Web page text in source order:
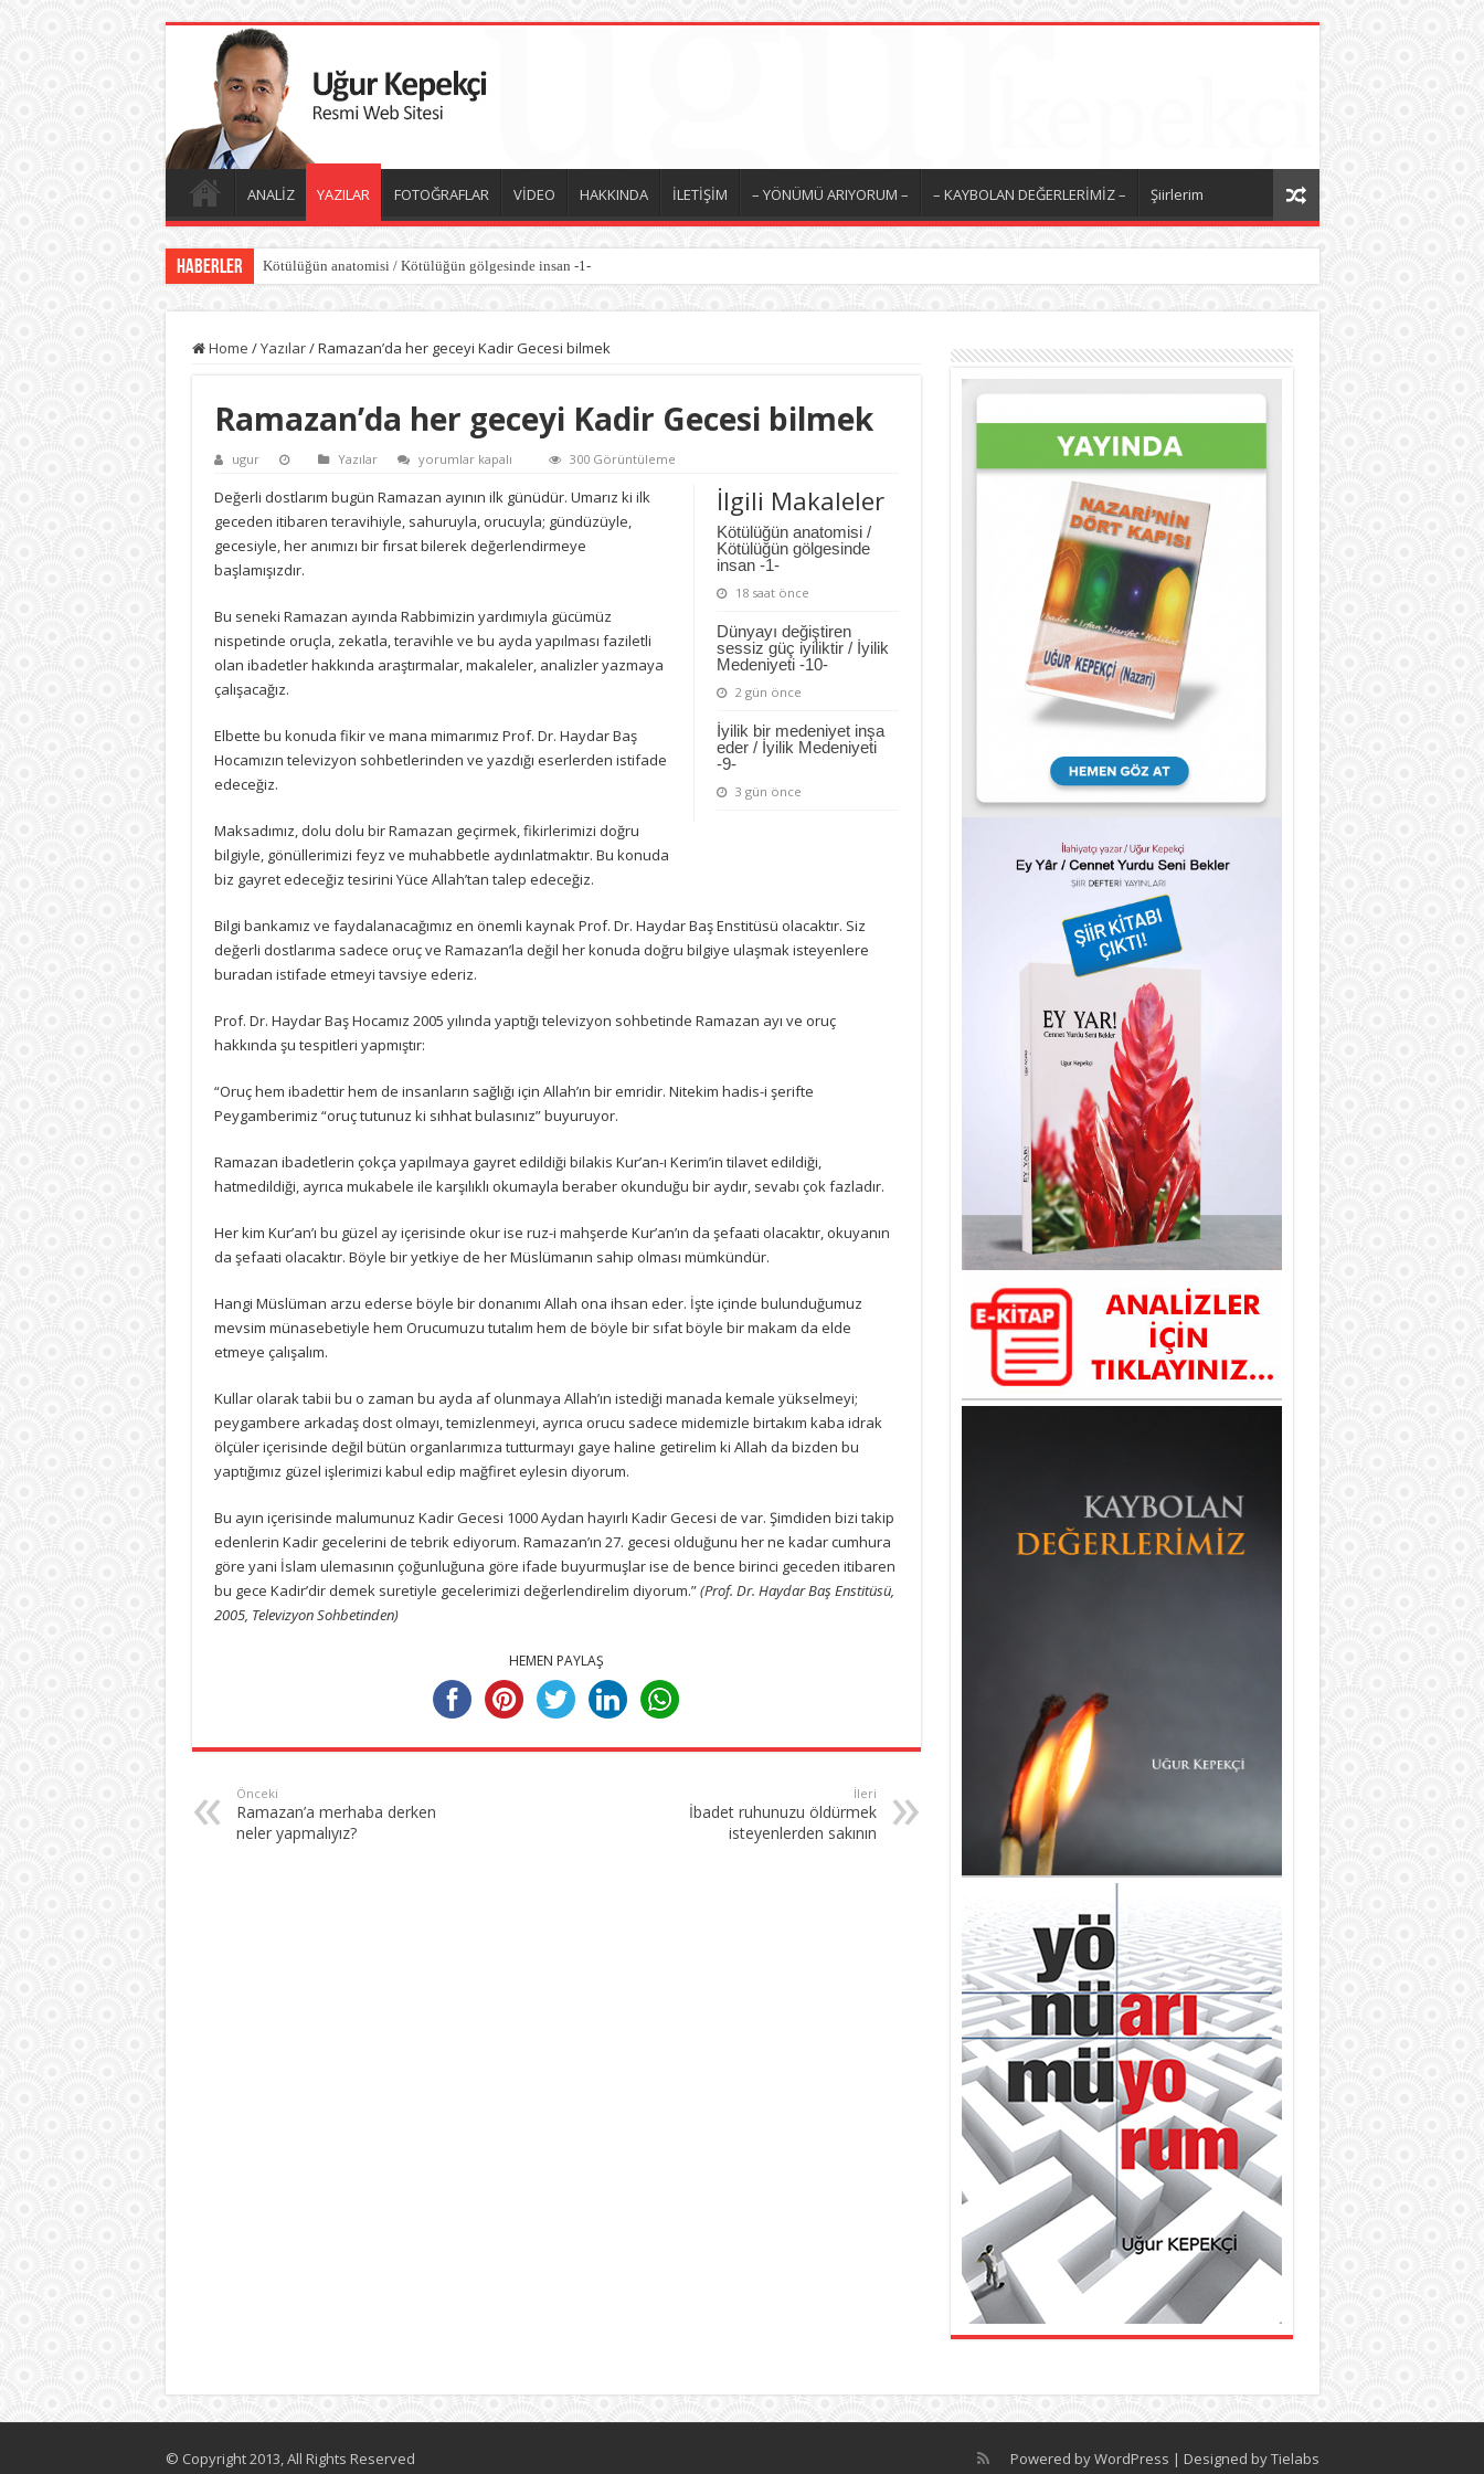
ANALİZ YAZILAR FOTOĞRAFLAR VİDEO HAKKINDA İLETİŞİM – YÖNÜMÜ ARIYORUM – – KAYBOLAN DEĞERLERİMİZ – Şiirlerim
Haberler Kötülüğün anatomisi / Kötülüğün gölgesinde insan -1-
Dünyayı değiştiren sessiz güç iyiliktir / İyilik Medeniyeti -10-
Home /Yazılar/Ramazan’da her geceyi Kadir Gecesi bilmek
Ramazan’da her geceyi Kadir Gecesi bilmek
ugur Yazılar
Ramazan’da
geceyi
Kadir
Gecesi
bilmek
yorumlar kapalı 300 Görüntüleme
İlgili Makaleler
Kötülüğün anatomisi /
Kötülüğün gölgesinde
insan -1-
18 saat önce
Dünyayı değiştiren
sessiz güç iyiliktir / İyilik
Medeniyeti -10-
2 gün önce
İyilik bir medeniyet inşa
eder / İyilik Medeniyeti
-9-
3 gün önce
Değerli dostlarım bugün Ramazan ayının ilk günüdür. Umarız ki ilk
geceden itibaren teravihiyle, sahuruyla, orucuyla; gündüzüyle,
gecesiyle, her anımızı bir fırsat bilerek değerlendirmeye
başlamışızdır.
Bu seneki Ramazan ayında Rabbimizin yardımıyla gücümüz
nispetinde oruçla, zekatla, teravihle ve bu ayda yapılması faziletli
olan ibadetler hakkında araştırmalar, makaleler, analizler yazmaya
çalışacağız.
Elbette bu konuda fikir ve mana mimarımız Prof. Dr. Haydar Baş
Hocamızın televizyon sohbetlerinden ve yazdığı eserlerden istifade
edeceğiz.
Maksadımız, dolu dolu bir Ramazan geçirmek, fikirlerimizi doğru
bilgiyle, gönüllerimizi feyz ve muhabbetle aydınlatmaktır. Bu konuda
biz gayret edeceğiz tesirini Yüce Allah’tan talep edeceğiz.
Bilgi bankamız ve faydalanacağımız en önemli kaynak Prof. Dr. Haydar Baş Enstitüsü olacaktır. Siz
değerli dostlarıma sadece oruç ve Ramazan’la değil her konuda doğru bilgiye ulaşmak isteyenlere
buradan istifade etmeyi tavsiye ederiz.
Prof. Dr. Haydar Baş Hocamız 2005 yılında yaptığı televizyon sohbetinde Ramazan ayı ve oruç
hakkında şu tespitleri yapmıştır:
“Oruç hem ibadettir hem de insanların sağlığı için Allah’ın bir emridir. Nitekim hadis-i şerifte
Peygamberimiz “oruç tutunuz ki sıhhat bulasınız” buyuruyor.
Ramazan ibadetlerin çokça yapılmaya gayret edildiği bilakis Kur’an-ı Kerim’in tilavet edildiği,
hatmedildiği, ayrıca mukabele ile karşılıklı okumayla beraber okunduğu bir aydır, sevabı çok fazladır.
Her kim Kur’an’ı bu güzel ay içerisinde okur ise ruz-i mahşerde Kur’an’ın da şefaati olacaktır, okuyanın
da şefaati olacaktır. Böyle bir yetkiye de her Müslümanın sahip olması mümkündür.
Hangi Müslüman arzu ederse böyle bir donanımı Allah ona ihsan eder. İşte içinde bulunduğumuz
mevsim münasebetiyle hem Orucumuzu tutalım hem de böyle bir sıfat böyle bir makam da elde
etmeye çalışalım.
Kullar olarak tabii bu o zaman bu ayda af olunmaya Allah’ın istediği manada kemale yükselmeyi;
peygambere arkadaş dost olmayı, temizlenmeyi, ayrıca orucu sadece midemizle birtakım kaba idrak
ölçüler içerisinde değil bütün organlarımıza tutturmayı gaye haline getirelim ki Allah da bizden bu
yaptığımız güzel işlerimizi kabul edip mağfiret eylesin diyorum.
Bu ayın içerisinde malumunuz Kadir Gecesi 1000 Aydan hayırlı Kadir Gecesi de var. Şimdiden bizi takip
edenlerin Kadir gecelerini de tebrik ediyorum. Ramazan’ın 27. gecesi olduğunu her ne kadar cumhura
göre yani İslam ulemasının çoğunluğuna göre ifade buyurmuşlar ise de bence birinci geceden itibaren
bu gece Kadir’dir demek suretiyle gecelerimizi değerlendirelim diyorum.”(Prof. Dr. Haydar Baş Enstitüsü,
2005, Televizyon Sohbetinden)
HEMEN PAYLAŞ
Önceki
Ramazan’a merhaba derken
neler yapmalıyız?
İleri
İbadet ruhunuzu öldürmek
isteyenlerden sakının
Powered byWordPress | Designed byTielabs
© Copyright 2013, All Rights Reserved